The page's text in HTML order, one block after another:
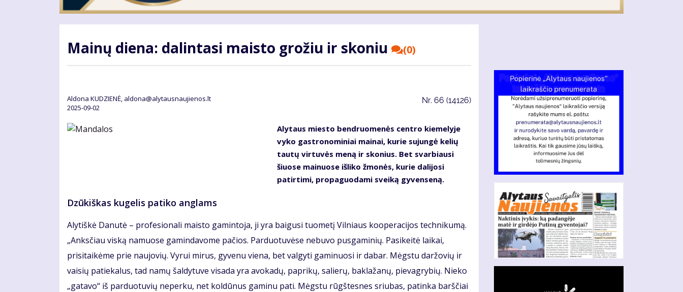
Mainų diena: dalintasi maisto grožiu ir skoniu (0)
Aldona KUDZIENĖ, aldona@alytausnaujienos.lt
2025-09-02
Nr. 66 (14126)
Alytaus miesto bendruomenės centro kiemelyje
vyko gastronominiai mainai, kurie sujungė kelių
tautų virtuvės meną ir skonius. Bet svarbiausi
šiuose mainuose išliko žmonės, kurie dalijosi
patirtimi, propaguodami sveiką gyvenseną.
Dzūkiškas kugelis patiko anglams
Alytiškė Danutė – profesionali maisto gamintoja, ji yra baigusi tuometį Vilniaus kooperacijos technikumą.
„Anksčiau viską namuose gamindavome pačios. Parduotuvėse nebuvo pusgaminių. Pasikeitė laikai,
prisitaikėme prie naujovių. Vyrui mirus, gyvenu viena, bet valgyti gaminuosi ir dabar. Mėgstu daržovių ir
vaisių patiekalus, tad namų šaldytuve visada yra avokadų, paprikų, salierų, baklažanų, pievagrybių. Nieko
„gatavo“ iš parduotuvių neperku, net koldūnus gaminu pati. Mėgstu rūgštesnes sriubas, patinka barščiai